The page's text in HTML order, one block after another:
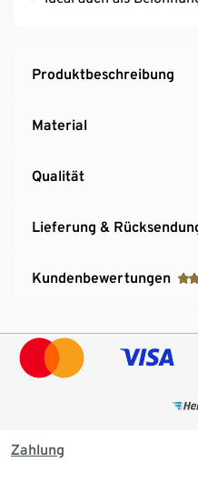
Produktbeschreibung
Material
Qualität
Lieferung &
Kundenbewertungen
Zahlung